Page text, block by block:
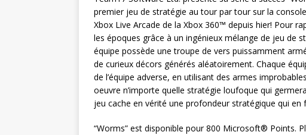
premier jeu de stratégie au tour par tour sur la
Xbox Live Arcade de la Xbox 360™ depuis hier! Pour
les époques grâce à un ingénieux mélange de jeu de
équipe possède une troupe de vers puissamment
de curieux décors générés aléatoirement. Chaque
de l’équipe adverse, en utilisant des armes
oeuvre n’importe quelle stratégie loufoque qui
jeu cache en vérité une profondeur stratégique qui
“Worms” est disponible pour 800 Microsoft® Points.